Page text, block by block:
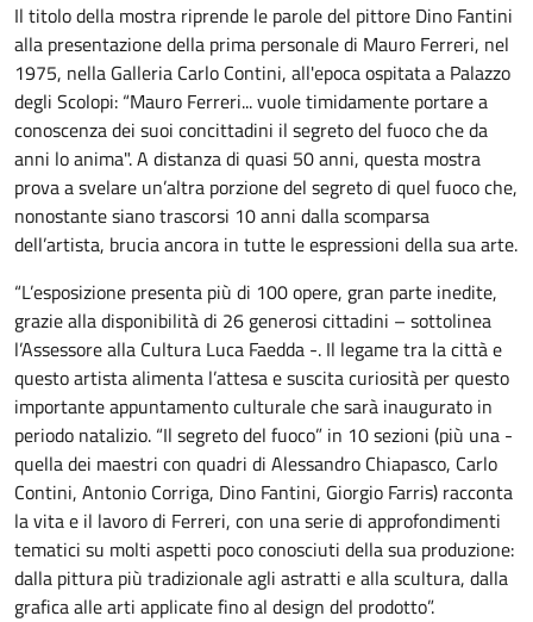
Il titolo della mostra riprende le parole del pittore Dino Fantini
alla presentazione della prima personale di Mauro Ferreri, nel
1975, nella Galleria Carlo Contini, all'epoca ospitata a Palazzo
degli Scolopi: “Mauro Ferreri... vuole timidamente portare a
conoscenza dei suoi concittadini il segreto del fuoco che da
anni lo anima". A distanza di quasi 50 anni, questa mostra
prova a svelare un’altra porzione del segreto di quel fuoco che,
nonostante siano trascorsi 10 anni dalla scomparsa
dell’artista, brucia ancora in tutte le espressioni della sua arte.
“L’esposizione presenta più di 100 opere, gran parte inedite,
grazie alla disponibilità di 26 generosi cittadini – sottolinea
l’Assessore alla Cultura Luca Faedda -. Il legame tra la città e
questo artista alimenta l’attesa e suscita curiosità per questo
importante appuntamento culturale che sarà inaugurato in
periodo natalizio. “Il segreto del fuoco” in 10 sezioni (più una -
quella dei maestri con quadri di Alessandro Chiapasco, Carlo
Contini, Antonio Corriga, Dino Fantini, Giorgio Farris) racconta
la vita e il lavoro di Ferreri, con una serie di approfondimenti
tematici su molti aspetti poco conosciuti della sua produzione:
dalla pittura più tradizionale agli astratti e alla scultura, dalla
grafica alle arti applicate fino al design del prodotto”.